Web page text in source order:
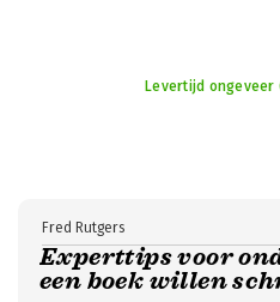
Levertijd
Experttips voor
een boek willen
Fred Rutgers